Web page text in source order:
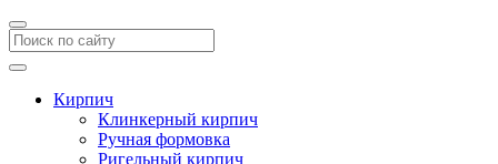
Кирпич
Клинкерный кирпич
Ручная формовка
Ригельный кирпич